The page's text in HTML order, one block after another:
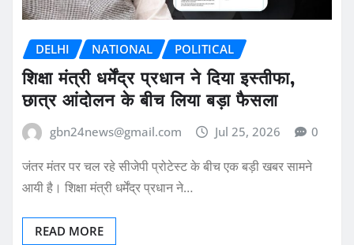
DELHI NATIONAL POLITICAL
शिक्षा मंत्री धर्मेंद्र प्रधान ने दिया इस्तीफा,
छात्र आंदोलन के बीच लिया बड़ा फैसला
gbn24news@gmail.com Jul 25, 2026 0
जंतर मंतर पर चल रहे सीजेपी प्रोटेस्ट के बीच एक बड़ी खबर सामने
आयी है। शिक्षा मंत्री धर्मेंद्र प्रधान ने…
READ MORE